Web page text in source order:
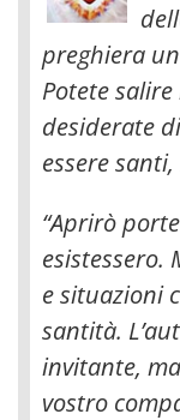
preghiera
Potete
desiderate
essere
“Aprirò
esistessero.
e situazioni
santità.
invitante,
vostro